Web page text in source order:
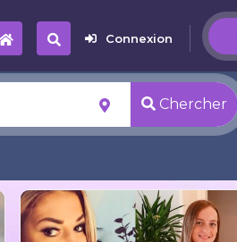
Connexion
Chercher